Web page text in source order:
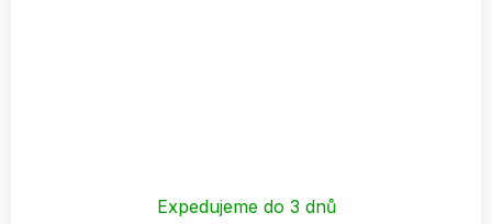
Expedujeme do 3 dnů